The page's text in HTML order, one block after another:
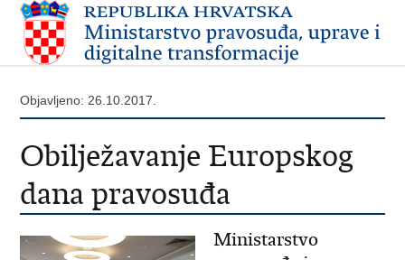
Objavljeno: 26.10.2017.
Obilježavanje Europskog
dana pravosuđa
Ministarstvo